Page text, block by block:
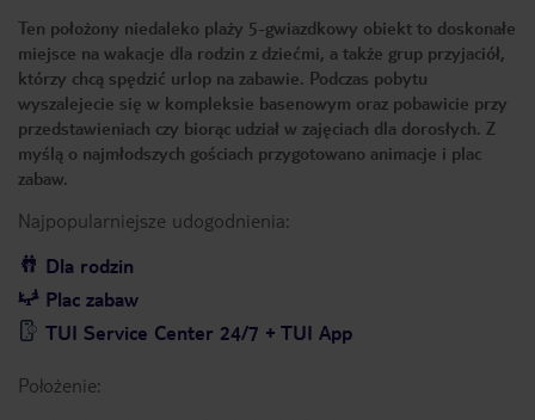
Ten położony niedaleko plaży 5-gwiazdkowy obiekt to doskonałe
miejsce na wakacje dla rodzin z dziećmi, a także grup przyjaciół,
którzy chcą spędzić urlop na zabawie. Podczas pobytu
wyszalejecie się w kompleksie basenowym oraz pobawicie przy
przedstawieniach czy biorąc udział w zajęciach dla dorosłych. Z
myślą o najmłodszych gościach przygotowano animacje i plac
zabaw.
Najpopularniejsze udogodnienia:
Dla rodzin
Plac zabaw
TUI Service Center 24/7 + TUI App
Położenie: